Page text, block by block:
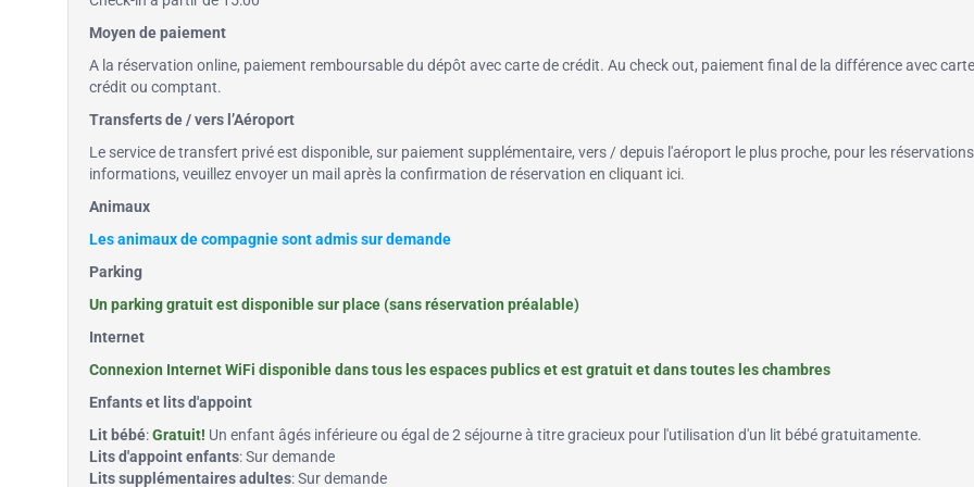
Moyen de paiement
A la réservation online, paiement remboursable du dépôt avec carte de crédit. Au check out, paiement final de la différence avec
crédit ou comptant.
Transferts de / vers l’Aéroport
Le service de transfert privé est disponible, sur paiement supplémentaire, vers / depuis l'aéroport le plus proche, pour les
informations, veuillez envoyer un mail après la confirmation de réservation en cliquant ici.
Animaux
Les animaux de compagnie sont admis sur demande
Parking
Un parking gratuit est disponible sur place (sans réservation préalable)
Internet
Connexion Internet WiFi disponible dans tous les espaces publics et est gratuit et dans toutes les chambres
Enfants et lits d'appoint
Lit bébé:Gratuit! Un enfant âgés inférieure ou égal de 2 séjourne à titre gracieux pour l'utilisation d'un lit bébé gratuitamente.
Lits d'appoint enfants: Sur demande
Lits supplémentaires adultes: Sur demande